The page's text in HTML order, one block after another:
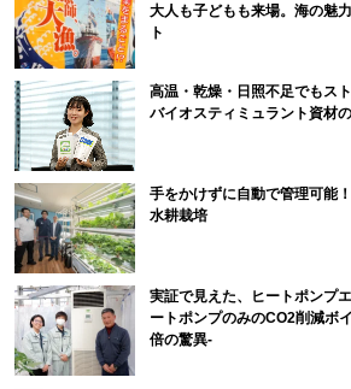
大人も子どもも来場。海の魅
ト
高温・乾燥・日照不足でもス
バイオスティミュラント資材
手をかけずに自動で管理可能
水耕栽培
実証で見えた、ヒートポンプ
ートポンプのみのCO2削減ボ
倍の驚異-